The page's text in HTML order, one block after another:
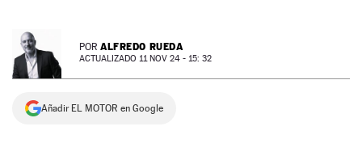
NEWSLETTER POR ALFREDO RUEDA
ACTUALIZADO 11 NOV 24 - 15: 32
Añadir EL MOTOR en Google